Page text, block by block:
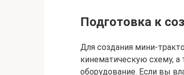
Подготовка к
Для создания мини-
кинематическую схему,
оборудование. Если вы